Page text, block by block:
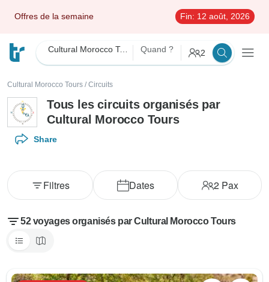
Offres de la semaine Fin: 12 août, 2026
Cultural Morocco Tours Quand ? 2
Cultural Morocco Tours / Circuits
Tous les circuits organisés par
Cultural Morocco Tours
Share
Dates 2Pax
Filtres
52 voyages organisés par Cultural Morocco Tours